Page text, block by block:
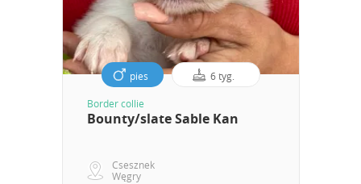
pies 6 tyg.
Border collie
Bounty/slate Sable Kan
Csesznek
Węgry